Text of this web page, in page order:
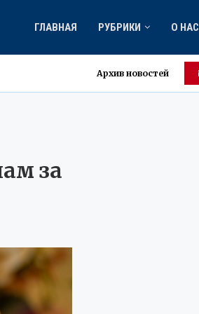
ГЛАВНАЯ РУБРИКИ О НАС
Архив новостей
за